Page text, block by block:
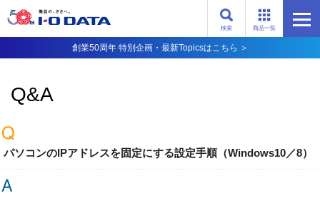
商品一覧
検索
創業50周年 特別企画・最新Topicsはこちら ＞
Q&A
パソコンのIPアドレスを固定にする設定手順（Windows10／8）